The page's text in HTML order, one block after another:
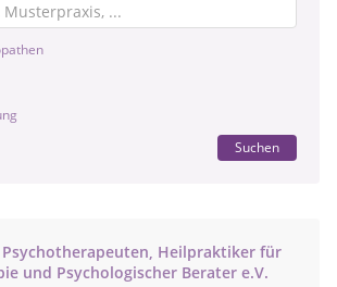
Suchen
Psychotherapeuten, Heilpraktiker für
und Psychologischer Berater e.V.